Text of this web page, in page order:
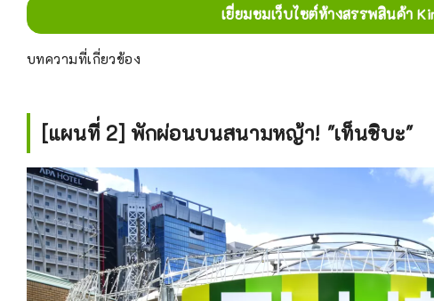
เยี่ยมชมเว็บไซต์ห้างสรรพสินค้า
บทความที่เกี่ยวข้อง
[แผนที่ 2] พักผ่อนบนสนามหญ้า! "เท็นชิบะ"